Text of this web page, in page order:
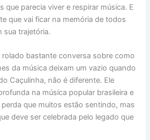
que parecia viver e respirar música. E
que vai ficar na memória de todos
sua trajetória.
rolado bastante conversa sobre como
da música deixam um vazio quando
Caçulinha, não é diferente. Ele
na música popular brasileira e
perda que muitos estão sentindo, mas
deve ser celebrada pelo legado que